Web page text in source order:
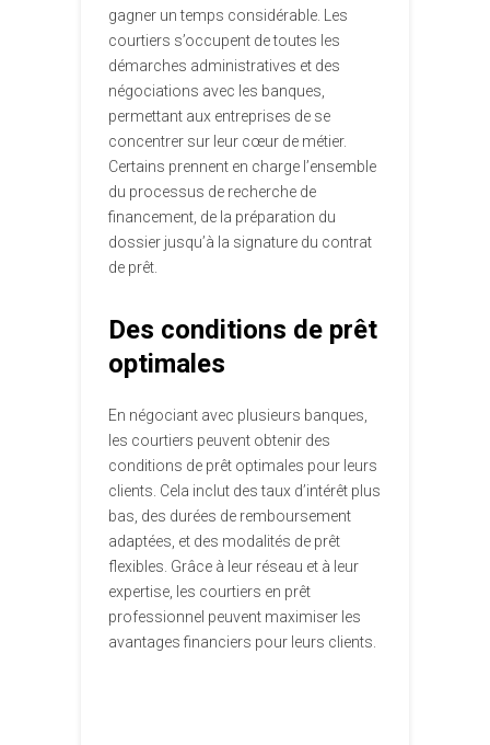
gagner un temps considérable. Les
courtiers s’occupent de toutes les
démarches administratives et des
négociations avec les banques,
permettant aux entreprises de se
concentrer sur leur cœur de métier.
Certains prennent en charge l’ensemble
du processus de recherche de
financement, de la préparation du
dossier jusqu’à la signature du contrat
de prêt.
Des conditions de prêt
optimales
En négociant avec plusieurs banques,
les courtiers peuvent obtenir des
conditions de prêt optimales pour leurs
clients. Cela inclut des taux d’intérêt plus
bas, des durées de remboursement
adaptées, et des modalités de prêt
flexibles. Grâce à leur réseau et à leur
expertise, les courtiers en prêt
professionnel peuvent maximiser les
avantages financiers pour leurs clients.